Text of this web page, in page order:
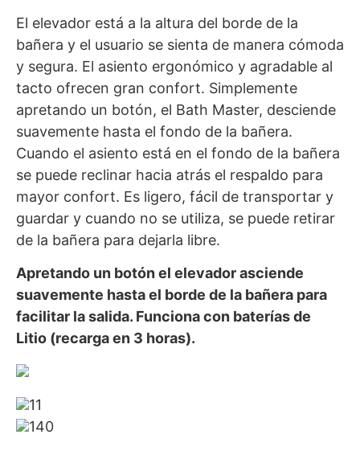
El elevador está a la altura del borde de la
bañera y el usuario se sienta de manera cómoda
y segura. El asiento ergonómico y agradable al
tacto ofrecen gran confort. Simplemente
apretando un botón, el Bath Master, desciende
suavemente hasta el fondo de la bañera.
Cuando el asiento está en el fondo de la bañera
se puede reclinar hacia atrás el respaldo para
mayor confort. Es ligero, fácil de transportar y
guardar y cuando no se utiliza, se puede retirar
de la bañera para dejarla libre.
Apretando un botón el elevador asciende
suavemente hasta el borde de la bañera para
facilitar la salida. Funciona con baterías de
Litio (recarga en 3 horas).
11
140